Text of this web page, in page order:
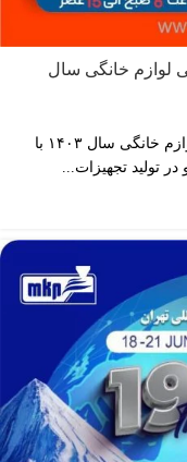
لوازم خانگی سال
بیستمین و چهارمین نمایشگاه بین المللی لوازم خانگی سال ۱۴۰۳ با
تولید تجهیزات...